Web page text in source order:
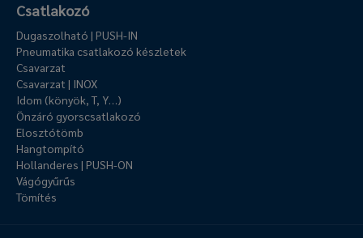
Csatlakozó
Dugaszolható | PUSH-IN
Pneumatika csatlakozó készletek
Csavarzat
Csavarzat | INOX
Idom (könyök, T, Y…)
Önzáró gyorscsatlakozó
Elosztótömb
Hangtompító
Hollanderes | PUSH-ON
Vágógyűrűs
Tömítés